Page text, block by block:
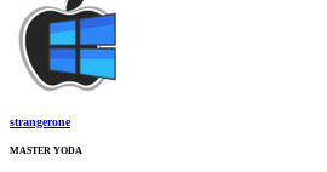
strangerone
MASTER YODA